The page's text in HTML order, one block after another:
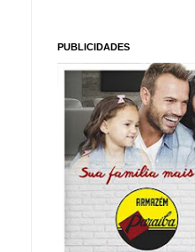
PUBLICIDADES